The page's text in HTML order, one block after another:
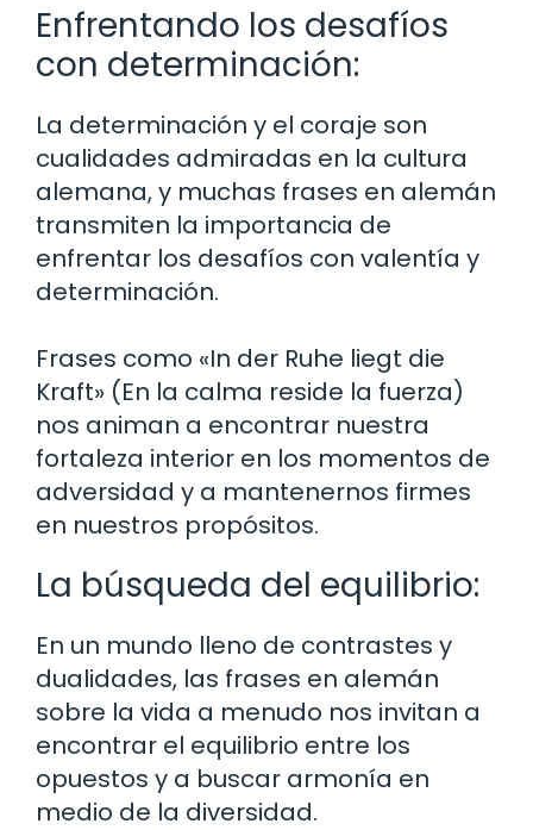
Enfrentando los desafíos
con determinación:
La determinación y el coraje son
cualidades admiradas en la cultura
alemana, y muchas frases en alemán
transmiten la importancia de
enfrentar los desafíos con valentía y
determinación.
Frases como «In der Ruhe liegt die
Kraft» (En la calma reside la fuerza)
nos animan a encontrar nuestra
fortaleza interior en los momentos de
adversidad y a mantenernos firmes
en nuestros propósitos.
La búsqueda del equilibrio:
En un mundo lleno de contrastes y
dualidades, las frases en alemán
sobre la vida a menudo nos invitan a
encontrar el equilibrio entre los
opuestos y a buscar armonía en
medio de la diversidad.